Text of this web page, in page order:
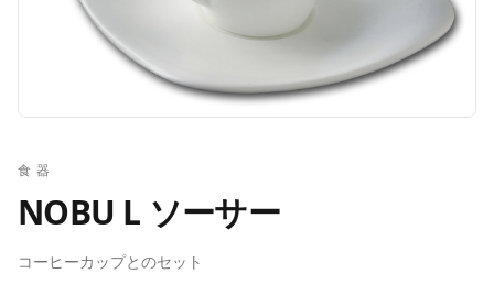
食器
NOBU L ソーサー
コーヒーカップとのセット